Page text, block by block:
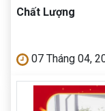
Chất Lượng
07 Tháng 04,